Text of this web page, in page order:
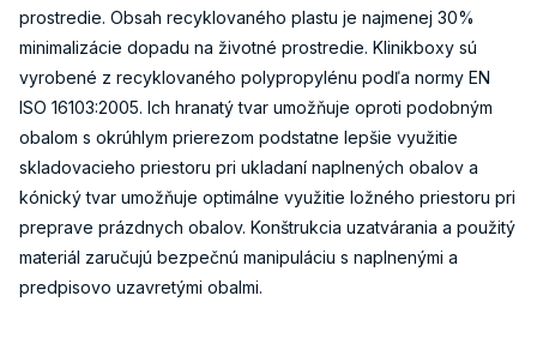
prostredie. Obsah recyklovaného plastu je najmenej 30%
minimalizácie dopadu na životné prostredie. Klinikboxy sú
vyrobené z recyklovaného polypropylénu podľa normy EN
ISO 16103:2005. Ich hranatý tvar umožňuje oproti podobným
obalom s okrúhlym prierezom podstatne lepšie využitie
skladovacieho priestoru pri ukladaní naplnených obalov a
kónický tvar umožňuje optimálne využitie ložného priestoru pri
preprave prázdnych obalov. Konštrukcia uzatvárania a použitý
materiál zaručujú bezpečnú manipuláciu s naplnenými a
predpisovo uzavretými obalmi.